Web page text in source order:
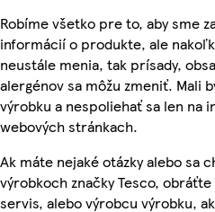
Robíme všetko pre to, aby sme
informácií o produkte, ale
neustále menia, tak prísady,
alergénov sa môžu zmeniť. Mali
výrobku a nespoliehať sa len na
webových stránkach.
Ak máte nejaké otázky alebo sa
výrobkoch značky Tesco, obráťte
servis, alebo výrobcu výrobku,